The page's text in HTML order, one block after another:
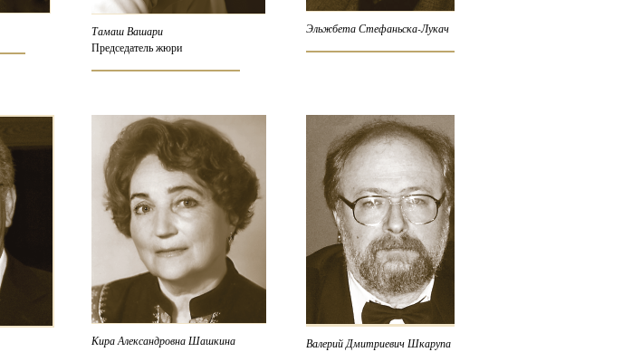
Тамаш Вашари
Председатель жюри
Эльжбета Стефаньска-Лукач
Кира Александровна Шашкина Валерий Дмитриевич Шкарупа